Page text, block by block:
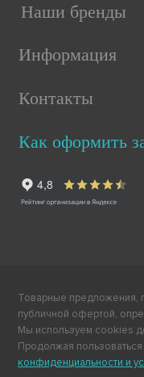
Наши бренды
Информация
Контакты
Как оформить
Товарные предложения,
публичной офертой,
Мы используем cookies
Продолжая
конфиденциальности и